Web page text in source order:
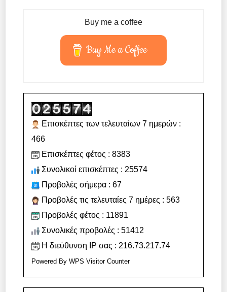
Buy me a coffee
Buy Me a Coffee
Επισκέπτες των τελευταίων 7 ημερών :
466
Επισκέπτες φέτος : 8383
Συνολικοί επισκέπτες : 25574
Προβολές σήμερα : 67
Προβολές τις τελευταίες 7 ημέρες : 563
Προβολές φέτος : 11891
Συνολικές προβολές : 51412
Η διεύθυνση IP σας : 216.73.217.74
Powered ByWPS Visitor Counter